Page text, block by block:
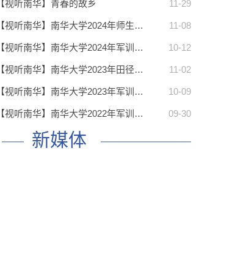
【视听南华】青春的故乡 11-29
【视听南华】南华大学2024年师生… 11-08
【视听南华】南华大学2024年军训… 10-12
【视听南华】南华大学2023年田径… 11-02
【视听南华】南华大学2023年军训… 10-09
【视听南华】南华大学2022年军训… 09-30
新媒体